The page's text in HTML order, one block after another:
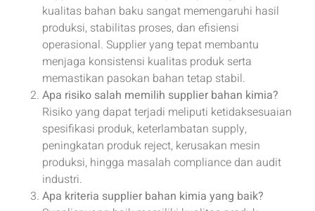
kualitas bahan baku sangat memengaruhi hasil
produksi, stabilitas proses, dan efisiensi
operasional. Supplier yang tepat membantu
menjaga konsistensi kualitas produk serta
memastikan pasokan bahan tetap stabil.
Apa risiko salah memilih supplier bahan kimia?
Risiko yang dapat terjadi meliputi ketidaksesuaian
spesifikasi produk, keterlambatan supply,
peningkatan produk reject, kerusakan mesin
produksi, hingga masalah compliance dan audit
industri.
Apa kriteria supplier bahan kimia yang baik?